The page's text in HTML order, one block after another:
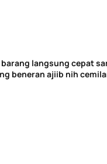
langsung cepat
beneran ajiib nih